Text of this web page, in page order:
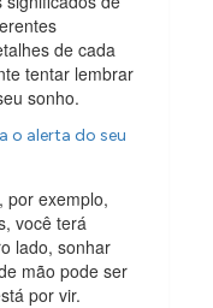
de cada
tentar lembrar
sonho.
o alerta do seu
por exemplo,
você terá
lado, sonhar
mão pode ser
por vir.